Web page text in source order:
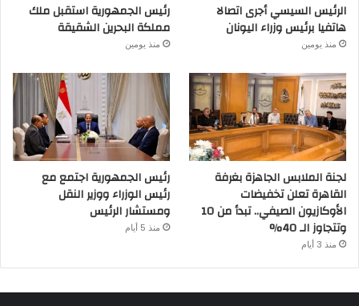
الرئيس السيسي أجرى اتصالا
هاتفيا برئيس وزراء اليونان
منذ يومين
رئيس الجمهورية استقبل ملك
مملكة البحرين الشقيقة
منذ يومين
لجنة الملابس الجاهزة بغرفة
القاهرة تعلن تخفيضات
الأوكازيون الصيفي.. تبدأ من 10
وتتجاوز الـ 40%
منذ 3 أيام
رئيس الجمهورية اجتمع مع
رئيس الوزراء ووزير النقل
ومستشار الرئيس
منذ 5 أيام